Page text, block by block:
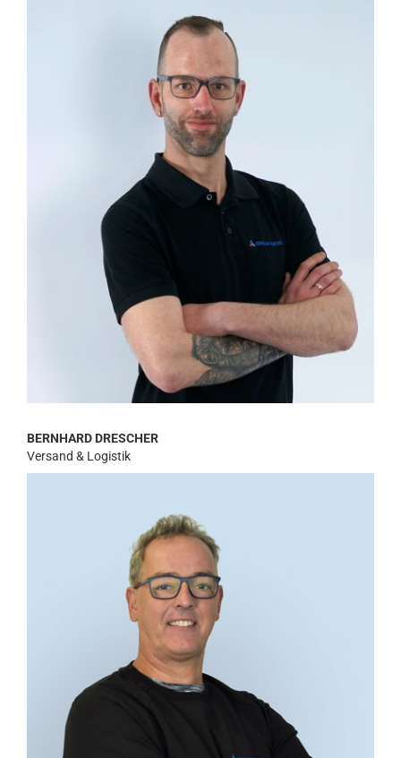
BERNHARD DRESCHER
Versand & Logistik